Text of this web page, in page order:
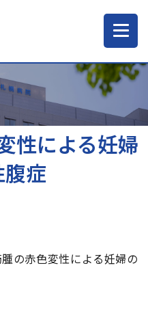
性による妊婦
症
の赤色変性による妊婦の